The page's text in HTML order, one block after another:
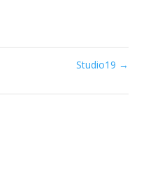
Studio19 →